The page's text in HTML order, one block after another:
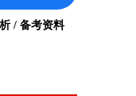
/ 备考资料